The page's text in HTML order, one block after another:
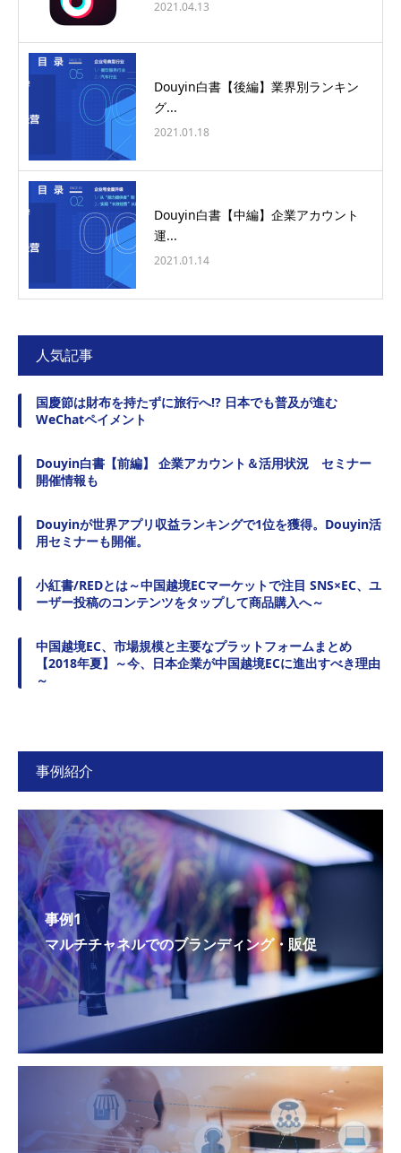
2021.04.13
Douyin白書【後編】業界別ランキン
グ...
2021.01.18
Douyin白書【中編】企業アカウント
運...
2021.01.14
人気記事
国慶節は財布を持たずに旅行へ!? 日本でも普及が進む
WeChatペイメント
Douyin白書【前編】 企業アカウント＆活用状況 セミナー
開催情報も
Douyinが世界アプリ収益ランキングで1位を獲得。Douyin活
用セミナーも開催。
小紅書/REDとは～中国越境ECマーケットで注目 SNS×EC、ユ
ーザー投稿のコンテンツをタップして商品購入へ～
中国越境EC、市場規模と主要なプラットフォームまとめ
【2018年夏】～今、日本企業が中国越境ECに進出すべき理由
～
事例紹介
事例1
マルチチャネルでのブランディング・販促